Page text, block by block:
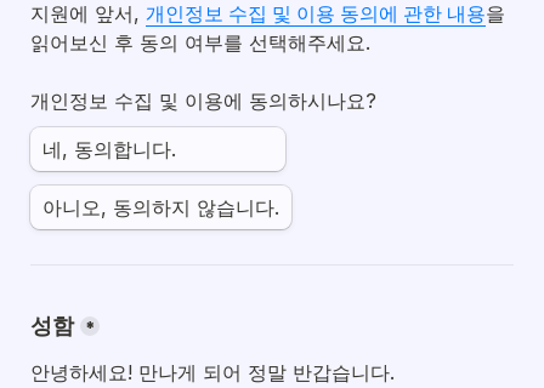
지원에 앞서, 개인정보 수집 및 이용 동의에 관한 내용을
읽어보신 후 동의 여부를 선택해주세요.
개인정보 수집 및 이용에 동의하시나요?
아니오, 동의하지 않습니다.
성함 *
안녕하세요! 만나게 되어 정말 반갑습니다.